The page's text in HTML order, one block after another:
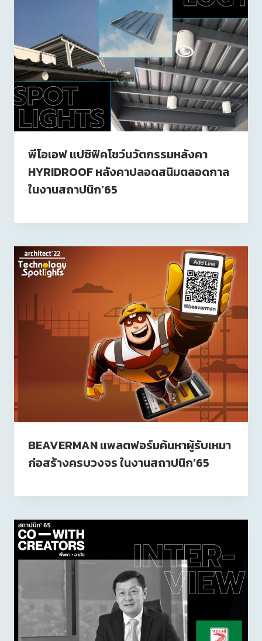
พีโอเอฟ แปซิฟิคโชว์นวัตกรรมหลังคา
HYRIDROOF หลังคาปลอดสนิมตลอดกาล
ในงานสถาปนิก’65
BEAVERMAN แพลตฟอร์มค้นหาผู้รับเหมา
ก่อสร้างครบวงจร ในงานสถาปนิก’65